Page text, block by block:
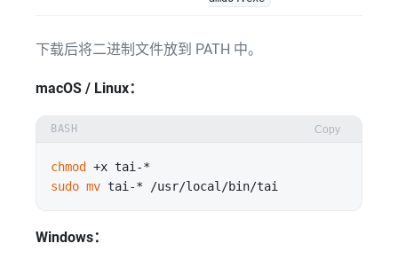
下载后将二进制文件放到 PATH 中。
macOS / Linux：
BASH Copy
chmod
sudo mv
Windows：